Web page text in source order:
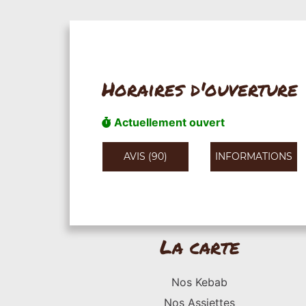
Horaires d'ouverture
Actuellement ouvert
AVIS (90) INFORMATIONS
La carte
Nos Kebab
Nos Assiettes